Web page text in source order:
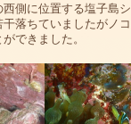
側に位置する塩子島
落ちていましたがノ
できました。